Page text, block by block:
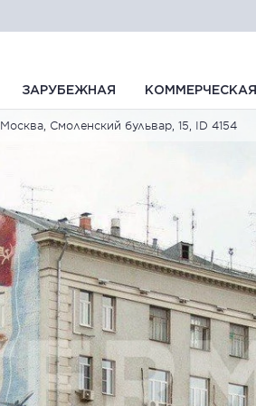
ЗАРУБЕЖНАЯ КОММЕРЧЕСКАЯ
Москва, Смоленский бульвар, 15, ID 4154